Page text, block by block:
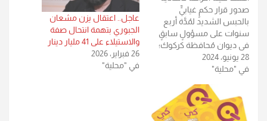
صدور قرار حكمٍ غيابيٍّ
بالحبس الشديد لمُدَّة أربع
سنوات على مسؤولٍ سابقٍ
في ديوان مُحافظة كركوك؛
لارتكابه عمداً ما يخالف
واجبات وظیفته. مكتب
في الهيئة، وفي حديثه عن
القضيَّة التي حقَّقت فيها دائرة
التحقيقات وأحالتها إلى
28 يونيو، 2024
في "محلية"
عاجل.. اعتقال يزن مشعان
الجبوري بتهمة انتحال صفة
والاستيلاء على 41 مليار دينار
26 فبراير، 2026
في "محلية"